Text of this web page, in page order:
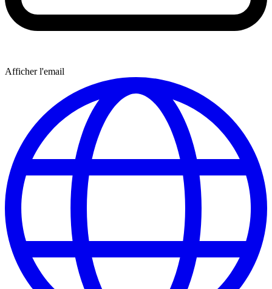
Afficher l'email